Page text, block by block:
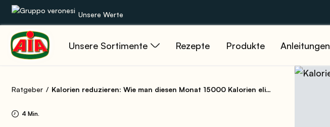
Unsere Werte
Unsere Sortimente Rezepte Produkte Anleitungen
Unsere Sortimente
Ratgeber Kalorien reduzieren: Wie man diesen Monat 15000 Kalorien eliminiert
4 Min.